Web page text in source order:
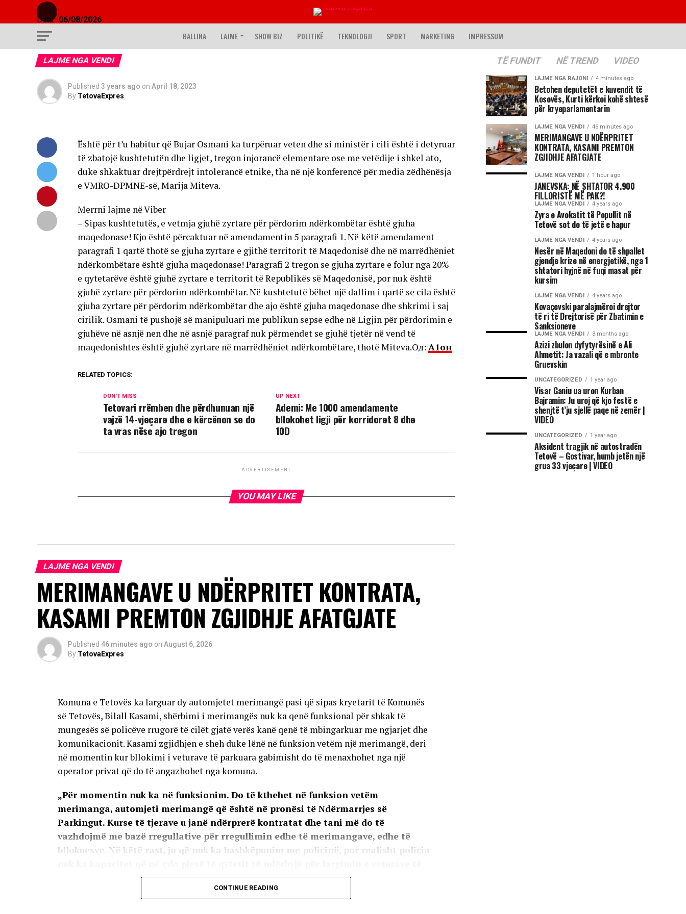
Data: 06/08/2026
BALLINA LAJME SHOW BIZ POLITIKË TEKNOLOGJI SPORT MARKETING IMPRESSUM
LAJME NGA VENDI
Published 3 years ago on April 18, 2023
By TetovaExpres
Është për t’u habitur që Bujar Osmani ka turpëruar veten dhe si ministër i cili është i detyruar
të zbatojë kushtetutën dhe ligjet, tregon injorancë elementare ose me vetëdije i shkel ato,
duke shkaktuar drejtpërdrejt intolerancë etnike, tha në një konferencë për media zëdhënësja
e VMRO-DPMNE-së, Marija Miteva.
Merrni lajme në Viber
– Sipas kushtetutës, e vetmja gjuhë zyrtare për përdorim ndërkombëtar është gjuha
maqedonase! Kjo është përcaktuar në amendamentin 5 paragrafi 1. Në këtë amendament
paragrafi 1 qartë thotë se gjuha zyrtare e gjithë territorit të Maqedonisë dhe në marrëdhëniet
ndërkombëtare është gjuha maqedonase! Paragrafi 2 tregon se gjuha zyrtare e folur nga 20%
e qytetarëve është gjuhë zyrtare e territorit të Republikës së Maqedonisë, por nuk është
gjuhë zyrtare për përdorim ndërkombëtar. Në kushtetutë bëhet një dallim i qartë se cila është
gjuha zyrtare për përdorim ndërkombëtar dhe ajo është gjuha maqedonase dhe shkrimi i saj
cirilik. Osmani të pushojë së manipuluari me publikun sepse edhe në Ligjin për përdorimin e
gjuhëve në asnjë nen dhe në asnjë paragraf nuk përmendet se gjuhë tjetër në vend të
maqedonishtes është gjuhë zyrtare në marrëdhëniet ndërkombëtare, thotë Miteva.Од: А1он
RELATED TOPICS:
UP NEXT
Ademi: Me 1000 amendamente
bllokohet ligji për korridoret 8 dhe
10D
DON'T MISS
Tetovari rrëmben dhe përdhunuan një
vajzë 14-vjeçare dhe e kërcënon se do
ta vras nëse ajo tregon
ADVERTISEMENT
YOU MAY LIKE
LAJME NGA VENDI
MERIMANGAVE U NDËRPRITET KONTRATA,
KASAMI PREMTON ZGJIDHJE AFATGJATE
Published 46 minutes ago on August 6, 2026
By TetovaExpres
Komuna e Tetovës ka larguar dy automjetet merimangë pasi që sipas kryetarit të Komunës
së Tetovës, Bilall Kasami, shërbimi i merimangës nuk ka qenë funksional për shkak të
mungesës së policëve rrugorë të cilët gjatë verës kanë qenë të mbingarkuar me ngjarjet dhe
komunikacionit. Kasami zgjidhjen e sheh duke lënë në funksion vetëm një merimangë, deri
në momentin kur bllokimi i veturave të parkuara gabimisht do të menaxhohet nga një
operator privat që do të angazhohet nga komuna.
„Për momentin nuk ka në funksionim. Do të kthehet në funksion vetëm
merimanga, automjeti merimangë që është në pronësi të Ndërmarrjes së
Parkingut. Kurse të tjerave u janë ndërprerë kontratat dhe tani më do të
vazhdojmë me bazë rregullative për rregullimin edhe të merimangave, edhe të
bllokuesve. Në këtë rast, jo që nuk ka bashkëpunim me policinë, por realisht policia
parkuara pa leje. Këtë e dini që ne kemi tentuar, edhe ka ardhur në asistencë vetë
Ministri i Punëve të Brendshme. Kemi kthyer në rrugë inspektorë, përkohësisht
CONTINUE READING
TË FUNDIT NË TREND VIDEO
LAJME NGA RAJONI 4 minutes ago
Betohen deputetët e kuvendit të
Kosovës, Kurti kërkoi kohë shtesë
për kryeparlamentarin
LAJME NGA VENDI 46 minutes ago
MERIMANGAVE U NDËRPRITET
KONTRATA, KASAMI PREMTON
ZGJIDHJE AFATGJATE
LAJME NGA VENDI 1 hour ago
JANEVSKA: NË SHTATOR 4.900
FILLORISTË MË PAK?!
LAJME NGA VENDI 4 years ago
Zyra e Avokatit të Popullit në
Tetovë sot do të jetë e hapur
LAJME NGA VENDI 4 years ago
Nesër në Maqedoni do të shpallet
gjendje krize në energjetikë, nga 1
shtatori hyjnë në fuqi masat për
kursim
LAJME NGA VENDI 4 years ago
Kovaçevski paralajmëroi drejtor
të ri të Drejtorisë për Zbatimin e
Sanksioneve
LAJME NGA VENDI 3 months ago
Azizi zbulon dyfytyrësinë e Ali
Ahmetit: Ja vazali që e mbronte
Gruevskin
UNCATEGORIZED 1 year ago
Visar Ganiu ua uron Kurban
Bajramin: Ju uroj që kjo festë e
shenjtë t’ju sjellë paqe në zemër |
VIDEO
UNCATEGORIZED 1 year ago
Aksident tragjik në autostradën
Tetovë – Gostivar, humb jetën një
grua 33 vjeçare | VIDEO